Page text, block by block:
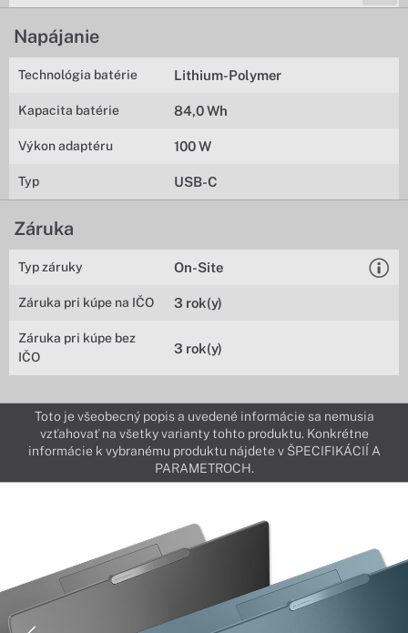
Napájanie
Technológia batérie Lithium-Polymer
Kapacita batérie 84,0 Wh
Výkon adaptéru 100 W
Typ USB-C
Záruka
Typ záruky On-Site
Záruka pri kúpe na IČO 3 rok(y)
Záruka pri kúpe bez
IČO
3 rok(y)
Toto je všeobecný popis a uvedené informácie sa nemusia
vzťahovať na všetky varianty tohto produktu. Konkrétne
informácie k vybranému produktu nájdete v ŠPECIFIKÁCIÍ A
PARAMETROCH.